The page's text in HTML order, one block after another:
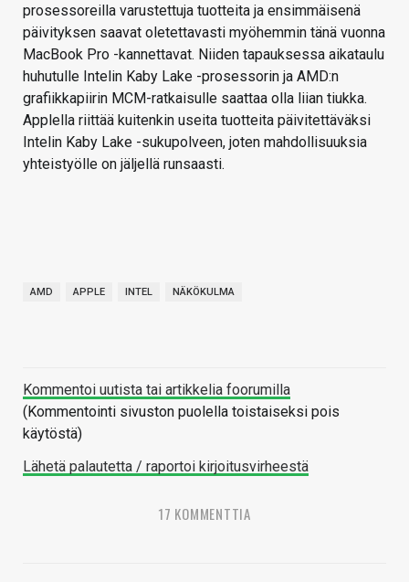
prosessoreilla varustettuja tuotteita ja ensimmäisenä
päivityksen saavat oletettavasti myöhemmin tänä vuonna
MacBook Pro -kannettavat. Niiden tapauksessa aikataulu
huhutulle Intelin Kaby Lake -prosessorin ja AMD:n
grafiikkapiirin MCM-ratkaisulle saattaa olla liian tiukka.
Applella riittää kuitenkin useita tuotteita päivitettäväksi
Intelin Kaby Lake -sukupolveen, joten mahdollisuuksia
yhteistyölle on jäljellä runsaasti.
AMD APPLE INTEL NÄKÖKULMA
Kommentoi uutista tai artikkelia foorumilla
(Kommentointi sivuston puolella toistaiseksi pois
käytöstä)
Lähetä palautetta / raportoi kirjoitusvirheestä
17 KOMMENTTIA